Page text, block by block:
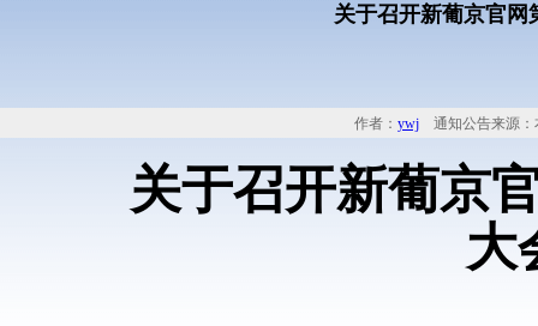
关于召开新葡京官网
作者： ywj 通知公告来源
关于召开新葡京
大